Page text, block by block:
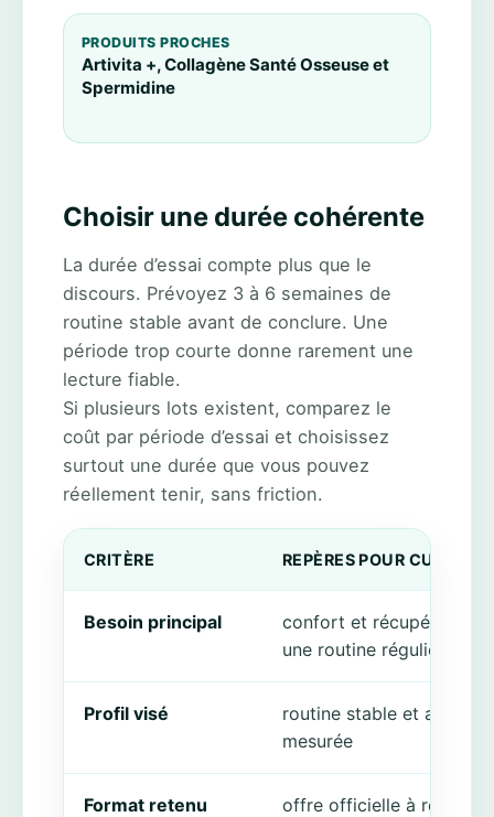
PRODUITS PROCHES
Artivita +, Collagène Santé Osseuse et
Spermidine
Choisir une durée cohérente
La durée d’essai compte plus que le
discours. Prévoyez 3 à 6 semaines de
routine stable avant de conclure. Une
période trop courte donne rarement une
lecture fiable.
Si plusieurs lots existent, comparez le
coût par période d’essai et choisissez
surtout une durée que vous pouvez
réellement tenir, sans friction.
CRITÈRE REPÈRES POUR CURCU +
Besoin principal
confort et récupération
une routine régulière
Profil visé
routine stable et attente
mesurée
Format retenu
offre officielle à relire